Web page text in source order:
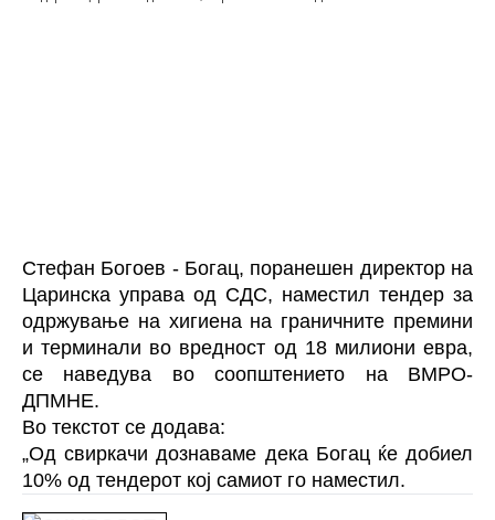
Стефан Богоев - Богац, поранешен директор на
Царинска управа од СДС, наместил тендер за
одржување на хигиена на граничните премини
и терминали во вредност од 18 милиони евра,
се наведува во соопштението на ВМРО-
ДПМНЕ.
Во текстот се додава:
„Од свиркачи дознаваме дека Богац ќе добиел
10% од тендерот кој самиот го наместил.